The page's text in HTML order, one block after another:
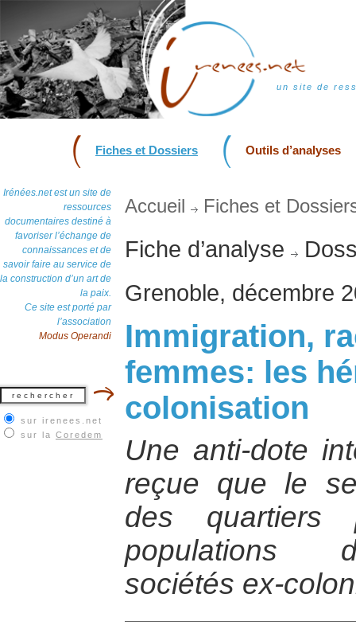
un site de
Fiches et Dossiers Outils d’analyses
Irénées.net est un site de
ressources
documentaires destiné à
favoriser l’échange de
connaissances et de
savoir faire au service de
la construction d’un art de
la paix.
Ce site est porté par
l’association
Modus Operandi
sur irenees.net
sur la Coredem
Accueil Fiches et
Fiche d’analyse
Grenoble, décembre
Immigration,
femmes: les
colonisation
Une anti-dote
reçue que le
des quartiers
populations
sociétés ex-